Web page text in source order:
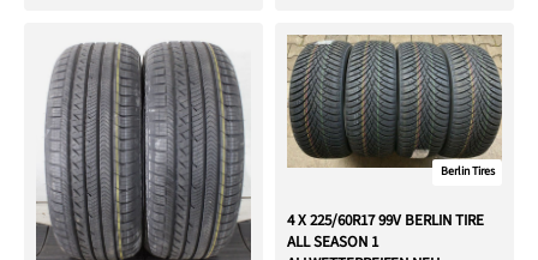
Berlin Tires
4 X 225/60R17 99V BERLIN TIRE
ALL SEASON 1